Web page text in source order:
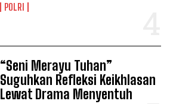
POLRI
“Seni Merayu Tuhan”
Suguhkan Refleksi Keikhlasan
Lewat Drama Menyentuh